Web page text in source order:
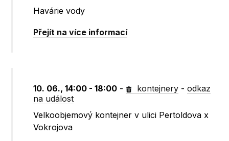
Havárie vody
Přejít na více informací
10. 06., 14:00 - 18:00 - kontejnery -odkaz
na událost
Velkoobjemový kontejner v ulici Pertoldova x
Vokrojova